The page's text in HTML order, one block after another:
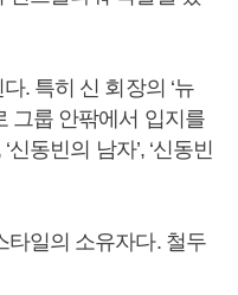
. 특히 신 회장의 ‘뉴
그룹 안팎에서 입지를
신동빈의 남자’, ‘신동빈
타일의 소유자다. 철두